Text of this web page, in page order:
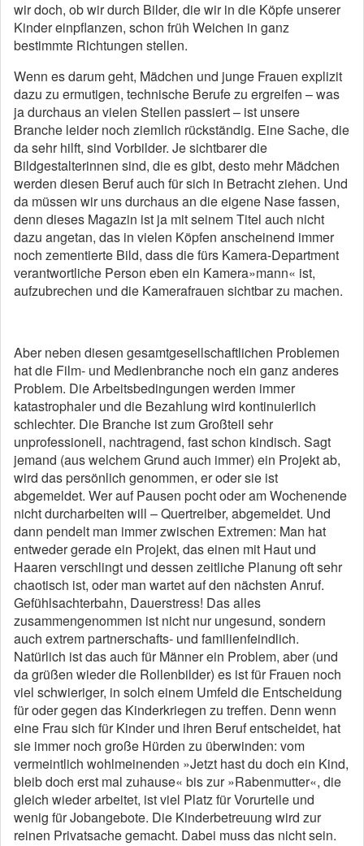
wir doch, ob wir durch Bilder, die wir in die Köpfe unserer
Kinder einpflanzen, schon früh Weichen in ganz
bestimmte Richtungen stellen.
Wenn es darum geht, Mädchen und junge Frauen explizit
dazu zu ermutigen, technische Berufe zu ergreifen – was
ja durchaus an vielen Stellen passiert – ist unsere
Branche leider noch ziemlich rückständig. Eine Sache, die
da sehr hilft, sind Vorbilder. Je sichtbarer die
Bildgestalterinnen sind, die es gibt, desto mehr Mädchen
werden diesen Beruf auch für sich in Betracht ziehen. Und
da müssen wir uns durchaus an die eigene Nase fassen,
denn dieses Magazin ist ja mit seinem Titel auch nicht
dazu angetan, das in vielen Köpfen anscheinend immer
noch zemen­tier­te Bild, dass die fürs Kamera­-Depart­ment
verantwortliche Person eben ein Kamera»mann« ist,
aufzubrechen und die Kamerafrauen sichtbar zu machen.
Aber neben diesen gesamtgesellschaftlichen Problemen
hat die Film- und Medienbranche noch ein ganz anderes
Problem. Die Arbeitsbedingungen werden immer
katastrophaler und die Bezahlung wird kontinuierlich
schlechter. Die Branche ist zum Großteil sehr
unprofessionell, nachtragend, fast schon kindisch. Sagt
jemand (aus welchem Grund auch immer) ein Projekt ab,
wird das persönlich genommen, er oder sie ist
abgemeldet. Wer auf Pausen pocht oder am Wochenende
nicht durcharbeiten will – Quertreiber, abgemeldet. Und
dann pendelt man immer zwischen Extremen: Man hat
entweder gerade ein Projekt, das einen mit Haut und
Haaren verschlingt und dessen zeitliche Planung oft sehr
chaotisch ist, oder man wartet auf den nächsten Anruf.
Gefühlsachterbahn, Dauerstress! Das alles
zusammengenommen ist nicht nur ungesund, sondern
auch extrem partnerschafts- und familienfeindlich.
Natürlich ist das auch für Männer ein Problem, aber (und
da grüßen wieder die Rollenbilder) es ist für Frauen noch
viel schwieriger, in solch einem Umfeld die Entscheidung
für oder gegen das Kinderkriegen zu treffen. Denn wenn
eine Frau sich für Kinder und ihren Beruf entscheidet, hat
sie immer noch große Hürden zu überwinden: vom
vermeintlich wohlmeinenden »Jetzt hast du doch ein Kind,
bleib doch erst mal zuhause« bis zur »Rabenmutter«, die
gleich wieder arbeitet, ist viel Platz für Vorurteile und
wenig für Jobangebote. Die Kinderbetreuung wird zur
reinen Privatsache gemacht. Dabei muss das nicht sein.